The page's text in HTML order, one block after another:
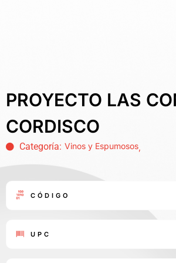
PROYECTO LAS
CORDISCO
Categoría: Vinos y Espumosos,
CÓDIGO
UPC